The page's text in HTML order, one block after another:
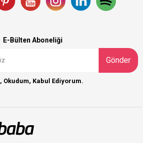
E-Bülten Aboneliği
Gönder
, Okudum, Kabul Ediyorum.